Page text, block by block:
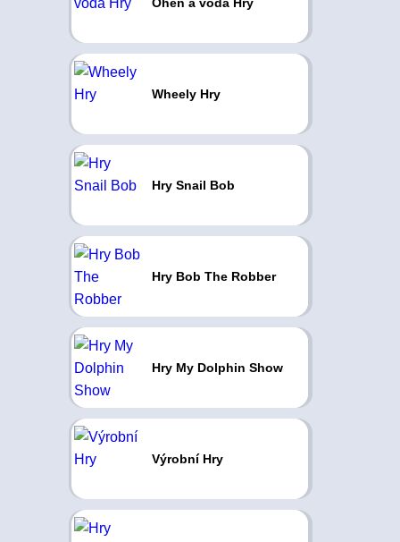
Wheely Hry
Hry Snail Bob
Hry Bob The Robber
Hry My Dolphin Show
Výrobní Hry